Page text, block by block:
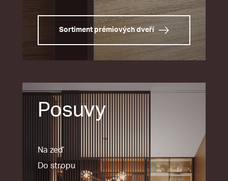
Sortiment prémiových dveří
Posuvy
Na zeď
Do stropu